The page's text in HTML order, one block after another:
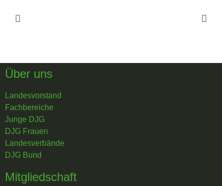
Über uns
Landesvorstand
Fachbereiche
Junge DJG
DJG Frauen
Landesverbände
DJG Bund
Mitgliedschaft